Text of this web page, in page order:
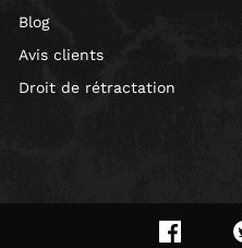
Blog
Avis clients
Droit de rétractation